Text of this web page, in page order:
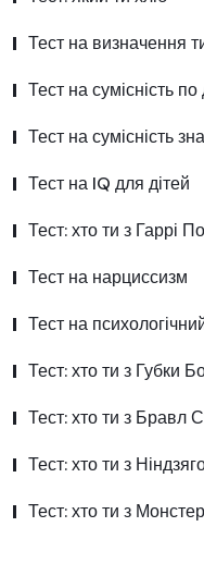
Тест на визначення
Тест на сумісність
Тест на сумісність
Тест на IQ для дітей
Тест: хто ти з Гаррі
Тест на нарциссизм
Тест на
Тест: хто ти з Губки
Тест: хто ти з Бравл
Тест: хто ти з
Тест: хто ти з